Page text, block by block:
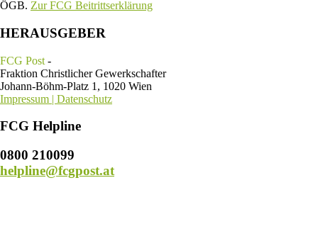
ÖGB. Zur FCG Beitrittserklärung
HERAUSGEBER
FCG Post -
Fraktion Christlicher Gewerkschafter
Johann-Böhm-Platz 1, 1020 Wien
Impressum | Datenschutz
FCG Helpline
0800 210099
helpline@fcgpost.at